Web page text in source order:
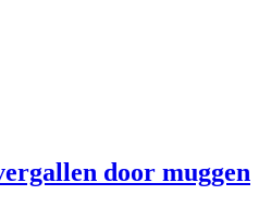
door muggen